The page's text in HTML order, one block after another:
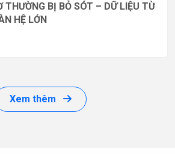
THƯỜNG BỊ BỎ SÓT – DỮ LIỆU TỪ
HỆ LỚN
Xem thêm